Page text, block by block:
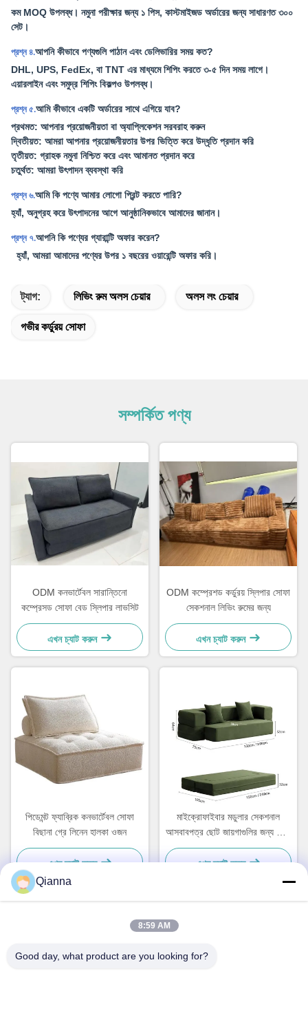
কম MOQ উপলব্ধ। নমুনা পরীক্ষার জন্য ১ পিস, কাস্টমাইজড অর্ডারের জন্য সাধারণত ৩০০
সেট।
প্রশ্ন ৪.আপনি কীভাবে পণ্যগুলি পাঠান এবং ডেলিভারির সময় কত?
DHL, UPS, FedEx, বা TNT এর মাধ্যমে শিপিং করতে ৩-৫ দিন সময় লাগে।
এয়ারলাইন এবং সমুদ্র শিপিং বিকল্পও উপলব্ধ।
প্রশ্ন ৫.আমি কীভাবে একটি অর্ডারের সাথে এগিয়ে যাব?
প্রথমত: আপনার প্রয়োজনীয়তা বা অ্যাপ্লিকেশন সরবরাহ করুন
দ্বিতীয়ত: আমরা আপনার প্রয়োজনীয়তার উপর ভিত্তি করে উদ্ধৃতি প্রদান করি
তৃতীয়ত: গ্রাহক নমুনা নিশ্চিত করে এবং আমানত প্রদান করে
চতুর্থত: আমরা উৎপাদন ব্যবস্থা করি
প্রশ্ন ৬.আমি কি পণ্যে আমার লোগো প্রিন্ট করতে পারি?
হ্যাঁ, অনুগ্রহ করে উৎপাদনের আগে আনুষ্ঠানিকভাবে আমাদের জানান।
প্রশ্ন ৭.আপনি কি পণ্যের গ্যারান্টি অফার করেন?
হ্যাঁ, আমরা আমাদের পণ্যের উপর ১ বছরের ওয়ারেন্টি অফার করি।
ট্যাগ: লিভিং রুম অলস চেয়ার অলস লং চেয়ার
গভীর কর্ডুরয় সোফা
সম্পর্কিত পণ্য
ODM কনভার্টেবল সারান্তিনো
কম্প্রেসড সোফা বেড স্লিপার লাভসিট
এখন চ্যাট করুন
ODM কম্প্রেশড কর্ডুরয় স্লিপার সোফা
সেকশনাল লিভিং রুমের জন্য
এখন চ্যাট করুন
পিডেমন্ট ফ্যাব্রিক কনভার্টেবল সোফা
বিছানা গ্রে লিনেন হালকা ওজন
এখন চ্যাট করুন
মাইক্রোফাইবার মডুলার সেকশনাল
আসবাবপত্র ছোট জায়গাগুলির জন্য ধোয়া
সোফা
এখন চ্যাট করুন
Qianna
8:59 AM
Good day, what product are you looking for?